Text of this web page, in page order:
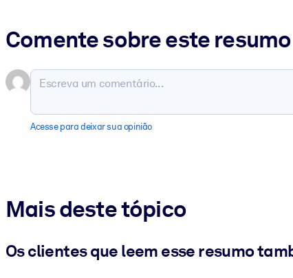
Comente sobre este resumo
Acesse para deixar sua opinião
Mais deste tópico
Os clientes que leem esse resumo